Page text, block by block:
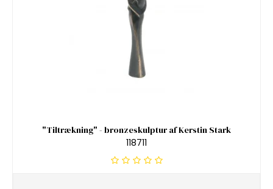
"Tiltrækning" - bronzeskulptur af Kerstin Stark
118711